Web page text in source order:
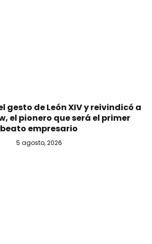
gesto de León XIV y reivindicó a
el pionero que será el primer
beato empresario
5 agosto, 2026